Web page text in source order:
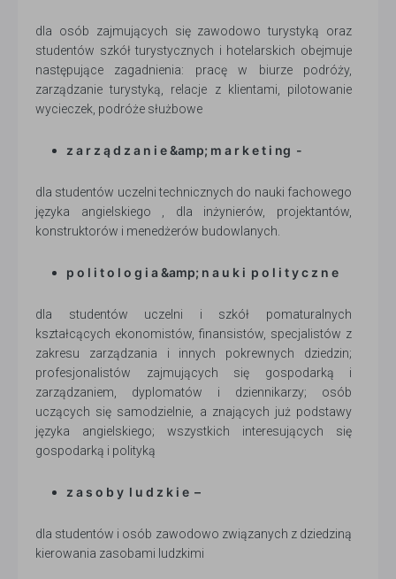
dla osób zajmujących się zawodowo turystyką oraz
studentów szkół turystycznych i hotelarskich obejmuje
następujące zagadnienia: pracę w biurze podróży,
zarządzanie turystyką, relacje z klientami, pilotowanie
wycieczek, podróże służbowe
z a r z ą d z a n i e &amp; m a r k e t i ng -
dla studentów uczelni technicznych do nauki fachowego
języka angielskiego , dla inżynierów, projektantów,
konstruktorów i menedżerów budowlanych.
p o l i t o l o g i a &amp; n a u k i p o l i t y c z n e
dla studentów uczelni i szkół pomaturalnych
kształcących ekonomistów, finansistów, specjalistów z
zakresu zarządzania i innych pokrewnych dziedzin;
profesjonalistów zajmujących się gospodarką i
zarządzaniem, dyplomatów i dziennikarzy; osób
uczących się samodzielnie, a znających już podstawy
języka angielskiego; wszystkich interesujących się
gospodarką i polityką
z a s o b y l u d z k i e –
dla studentów i osób zawodowo związanych z dziedziną
kierowania zasobami ludzkimi